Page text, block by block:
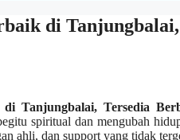
di
Tanjungbalai, Tersedia
spiritual dan mengubah
ahli, dan support yang tidak